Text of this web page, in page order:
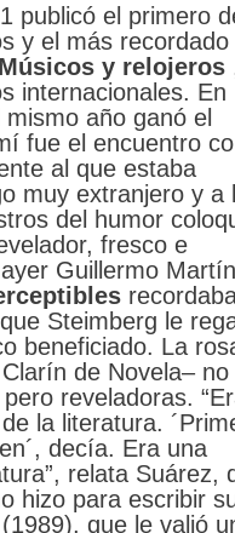
publicó el primero
y el más recordado
Músicos y relojeros
internacionales. En
mismo año ganó el
fue el encuentro
al que estaba
muy extranjero y a
del humor
fresco e
Guillermo
Steimberg le
beneficiado. La
de Novela– no
reveladoras.
la literatura.
decía. Era una
relata Suárez,
hizo para escribir
que le valió